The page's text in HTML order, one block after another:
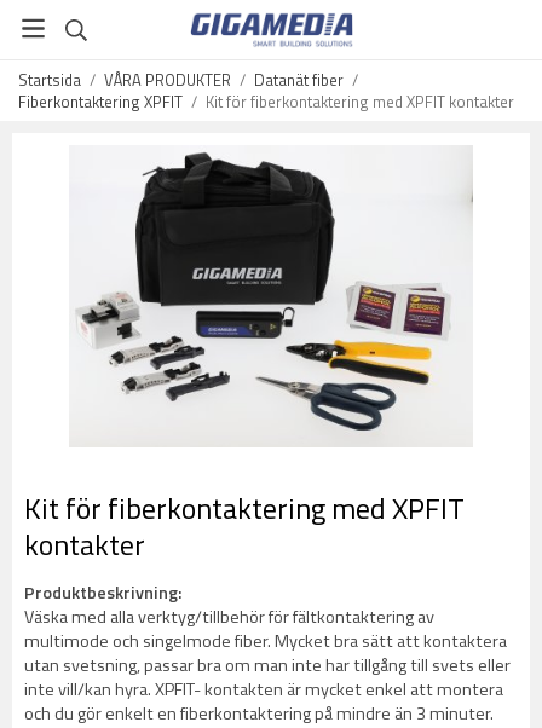
Startsida / VÅRA PRODUKTER / Datanät fiber /
Fiberkontaktering XPFIT / Kit för fiberkontaktering med XPFIT kontakter
Kit för fiberkontaktering med XPFIT
kontakter
Produktbeskrivning:
Väska med alla verktyg/tillbehör för fältkontaktering av
multimode och singelmode fiber. Mycket bra sätt att kontaktera
utan svetsning, passar bra om man inte har tillgång till svets eller
inte vill/kan hyra. XPFIT- kontakten är mycket enkel att montera
och du gör enkelt en fiberkontaktering på mindre än 3 minuter.